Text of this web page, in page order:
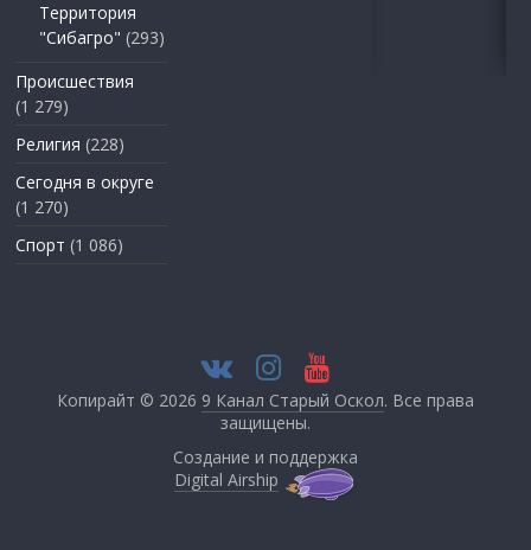
Территория
"Сибагро" (293)
Происшествия
(1 279)
Религия (228)
Сегодня в округе
(1 270)
Спорт (1 086)
Копирайт © 2026 9 Канал Старый Оскол. Все права
защищены.
Создание и поддержка
Digital Airship